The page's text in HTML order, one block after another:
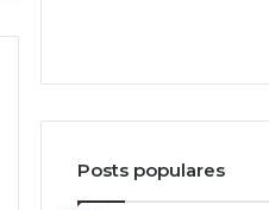
Posts populares